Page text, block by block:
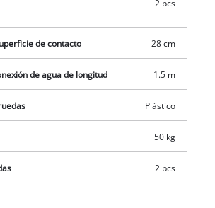
2 pcs
de contacto 28 cm
de agua de longitud 1.5 m
Plástico
50 kg
2 pcs